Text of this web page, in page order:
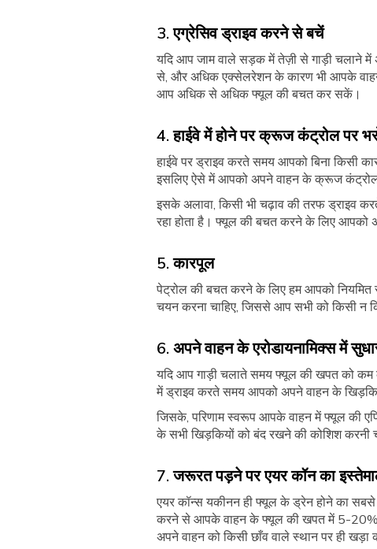
3. एग्रेसिव ड्राइव करने से बचें
यदि आप जाम वाले सड़क में तेज़ी से गाड़ी चलाने
से, और अधिक एक्सेलरेशन के कारण भी आपके
आप अधिक से अधिक फ्यूल की बचत कर सकें।
4. हाईवे में होने पर क्रूज कंट्रोल पर
हाईवे पर ड्राइव करते समय आपको बिना किसी
इसलिए ऐसे में आपको अपने वाहन के क्रूज कंट्रोल
इसके अलावा, किसी भी चढ़ाव की तरफ ड्राइव
रहा होता है। फ्यूल की बचत करने के लिए आपको
5. कारपूल
पेट्रोल की बचत करने के लिए हम आपको
चयन करना चाहिए, जिससे आप सभी को किसी न
6. अपने वाहन के एरोडायनामिक्स में
यदि आप गाड़ी चलाते समय फ्यूल की खपत को कम
में ड्राइव करते समय आपको अपने वाहन के
जिसके, परिणाम स्वरूप आपके वाहन में फ्यूल की
के सभी खिड़कियों को बंद रखने की कोशिश करनी
7. जरूरत पड़ने पर एयर कॉन का
एयर कॉन्स यकीनन ही फ्यूल के ड्रेन होने का
करने से आपके वाहन के फ्यूल की खपत में 5-20%
अपने वाहन को किसी छाँव वाले स्थान पर ही खड़ा